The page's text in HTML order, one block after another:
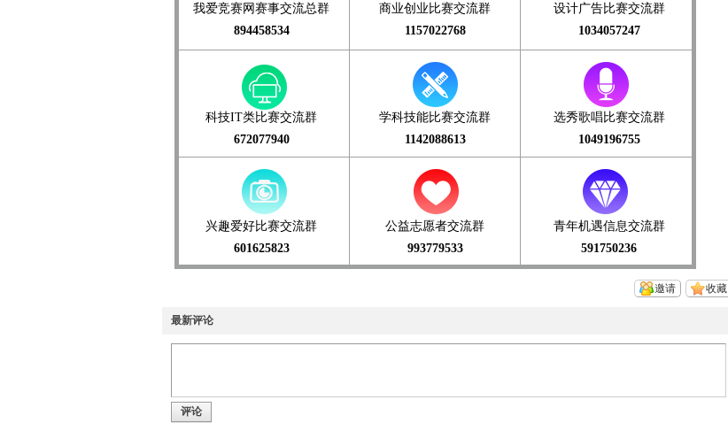
我爱竞赛网赛事交流总群
894458534
商业创业比赛交流群
1157022768
设计广告比赛交流群
1034057247
科技IT类比赛交流群
672077940
学科技能比赛交流群
1142088613
选秀歌唱比赛交流群
1049196755
兴趣爱好比赛交流群
601625823
公益志愿者交流群
993779533
青年机遇信息交流群
591750236
收藏
邀请
最新评论
评论